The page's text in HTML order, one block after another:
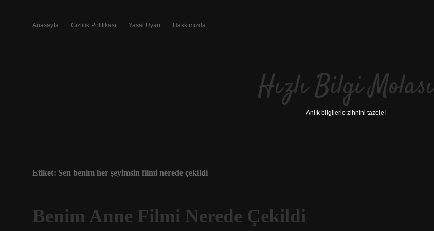
Anasayfa Gizlilik Politikası Yasal Uyarı Hakkımızda
Hızlı Bilgi Molası
Anlık bilgilerle zihnini tazele!
Etiket: Sen benim her şeyimsin filmi nerede çekildi
Benim Anne Filmi Nerede Çekildi